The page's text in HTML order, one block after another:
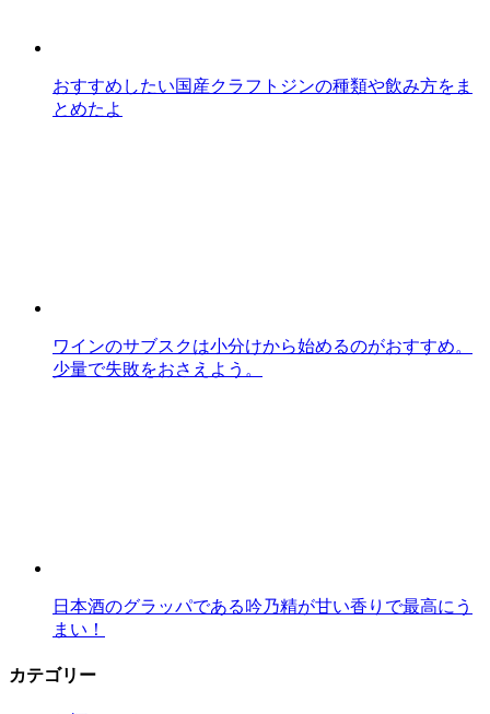
おすすめしたい国産クラフトジンの種類や飲み方をま
とめたよ
ワインのサブスクは小分けから始めるのがおすすめ。
少量で失敗をおさえよう。
日本酒のグラッパである吟乃精が甘い香りで最高にう
まい！
カテゴリー